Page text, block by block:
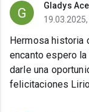
Gladys
Hermosa historia
encanto espero
darle una
felicitaciones